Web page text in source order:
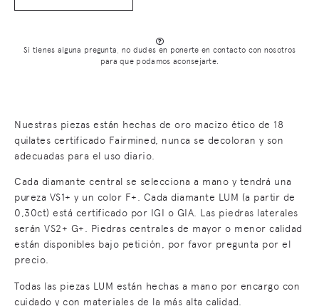
Si tienes alguna pregunta, no dudes en ponerte en contacto con nosotros
para que podamos aconsejarte.
Nuestras piezas están hechas de oro macizo ético de 18
quilates certificado Fairmined, nunca se decoloran y son
adecuadas para el uso diario.
Cada diamante central se selecciona a mano y tendrá una
pureza VS1+ y un color F+. Cada diamante LUM (a partir de
0,30ct) está certificado por IGI o GIA. Las piedras laterales
serán VS2+ G+. Piedras centrales de mayor o menor calidad
están disponibles bajo petición, por favor pregunta por el
precio.
Todas las piezas LUM están hechas a mano por encargo con
cuidado y con materiales de la más alta calidad.